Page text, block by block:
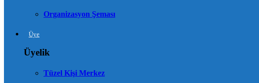
Organizasyon Şeması
Üye
Üyelik
Tüzel Kişi Merkez